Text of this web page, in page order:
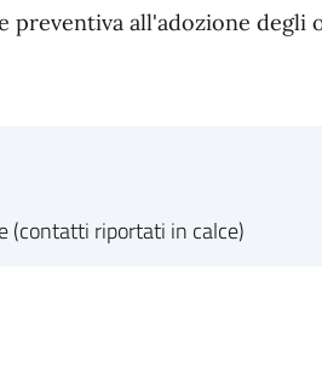
preventiva all'adozione degli
(contatti riportati in calce)